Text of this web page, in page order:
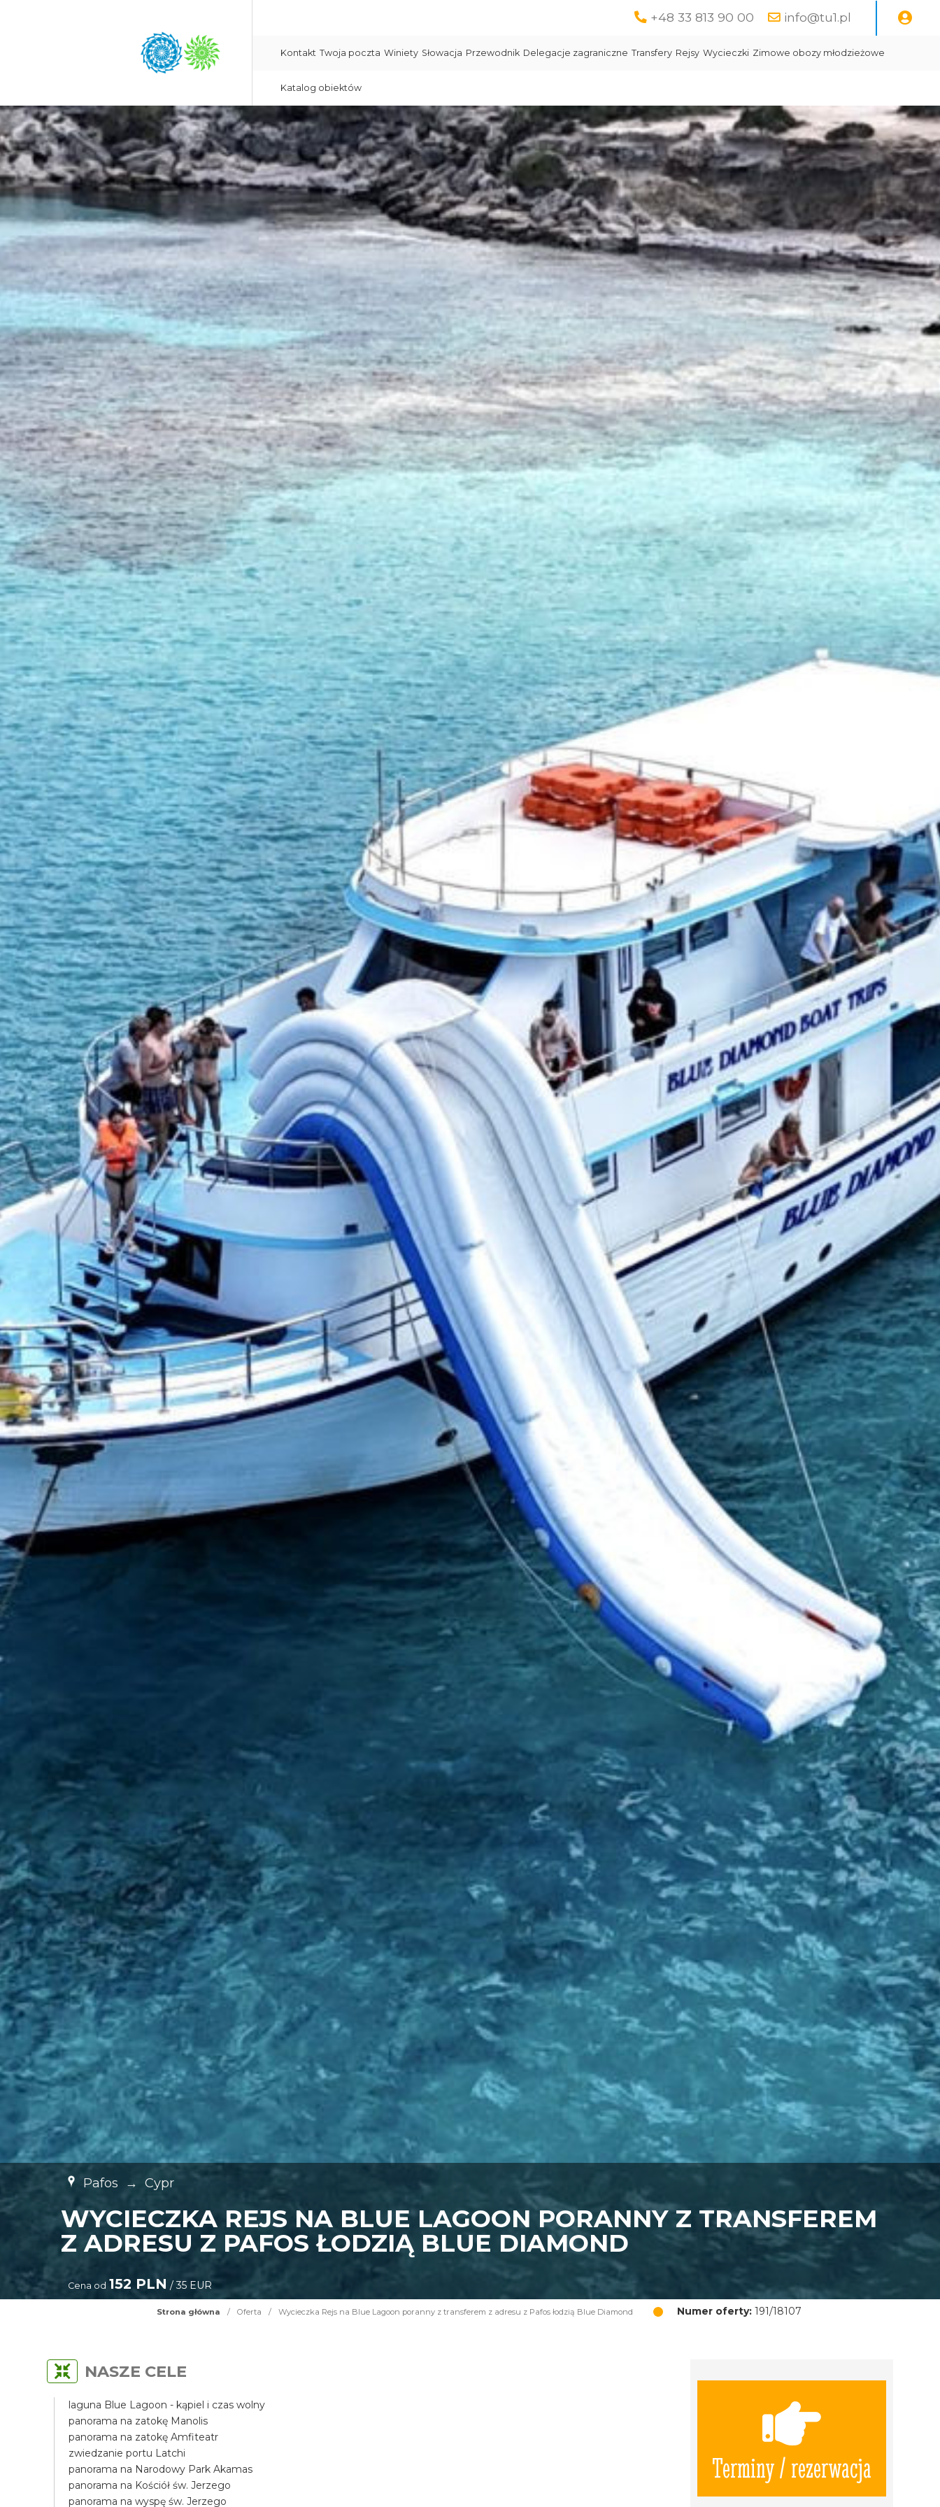
+48 33 813 90 00 info@tu1.pl
Kontakt Twoja poczta Winiety Słowacja Przewodnik Delegacje zagraniczne Transfery Rejsy Wycieczki Zimowe obozy młodzieżowe
Katalog obiektów
Pafos → Cypr
WYCIECZKA REJS NA BLUE LAGOON PORANNY Z TRANSFEREM
Z ADRESU Z PAFOS ŁODZIĄ BLUE DIAMOND
Cena od 152 PLN / 35 EUR
Strona główna / Oferta / Wycieczka Rejs na Blue Lagoon poranny z transferem z adresu z Pafos łodzią Blue Diamond Numer oferty:191/18107
Terminy / rezerwacja
NASZE CELE
laguna Blue Lagoon - kąpiel i czas wolny
panorama na zatokę Manolis
panorama na zatokę Amfiteatr
zwiedzanie portu Latchi
panorama na Narodowy Park Akamas
panorama na Kościół św. Jerzego
panorama na wyspę św. Jerzego